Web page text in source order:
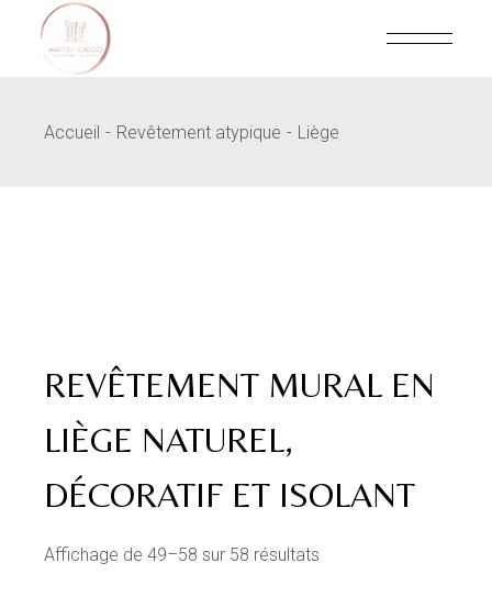
content
Accueil Revêtement atypique Liège
REVÊTEMENT MURAL EN
LIÈGE NATUREL,
DÉCORATIF ET ISOLANT
Affichage de 49–58 sur 58 résultats